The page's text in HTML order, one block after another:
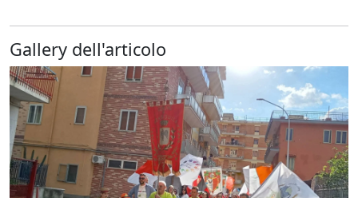
Gallery dell'articolo